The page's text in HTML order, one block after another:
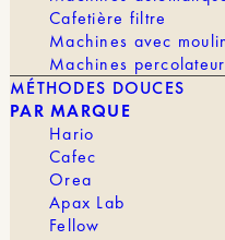
Cafetière filtre
Machines avec
Machines percolateur
MÉTHODES DOUCES
PAR MARQUE
Hario
Cafec
Orea
Apax Lab
Fellow
quantité
CGLE
Potosi
[Sidra
Natural]
PRODUCTEUR
VARIÉTÉ
PROCESS